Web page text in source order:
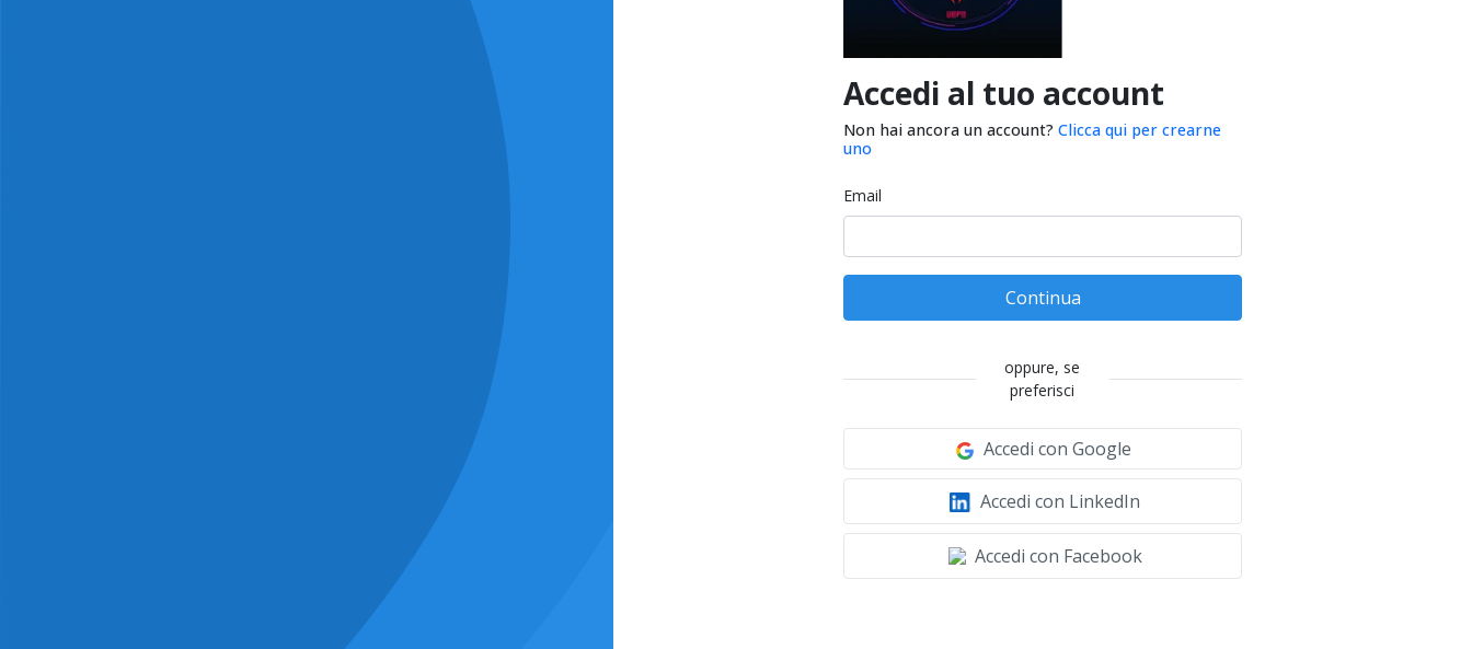
Accedi al tuo account
Non hai ancora un account? Clicca qui per crearne
uno
Email
Continua
oppure, se
preferisci
Accedi con Google
Accedi con LinkedIn
Accedi con Facebook